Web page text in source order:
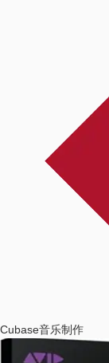
Cubase音乐制作